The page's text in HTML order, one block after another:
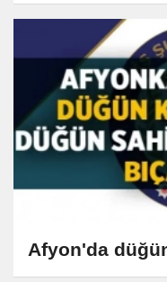
Afyon'da